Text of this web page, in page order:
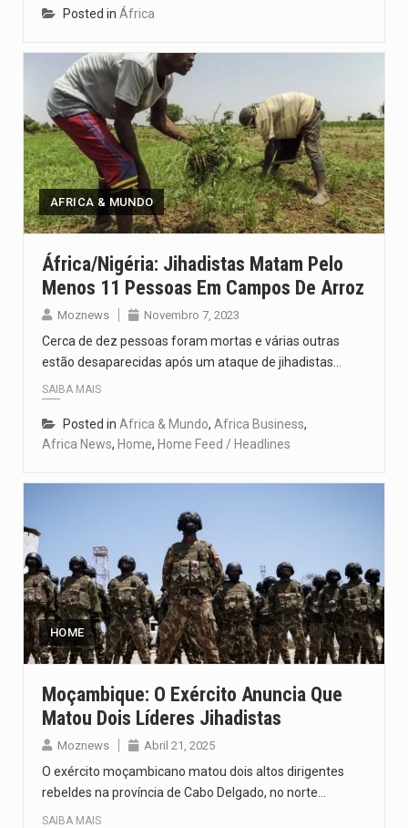
Posted in África
AFRICA & MUNDO
África/Nigéria: Jihadistas Matam Pelo
Menos 11 Pessoas Em Campos De Arroz
Moznews Novembro 7, 2023
Cerca de dez pessoas foram mortas e várias outras
estão desaparecidas após um ataque de jihadistas…
SAIBA MAIS
Posted in Africa & Mundo, Africa Business,
Africa News, Home, Home Feed / Headlines
HOME
Moçambique: O Exército Anuncia Que
Matou Dois Líderes Jihadistas
Moznews Abril 21, 2025
O exército moçambicano matou dois altos dirigentes
rebeldes na província de Cabo Delgado, no norte…
SAIBA MAIS